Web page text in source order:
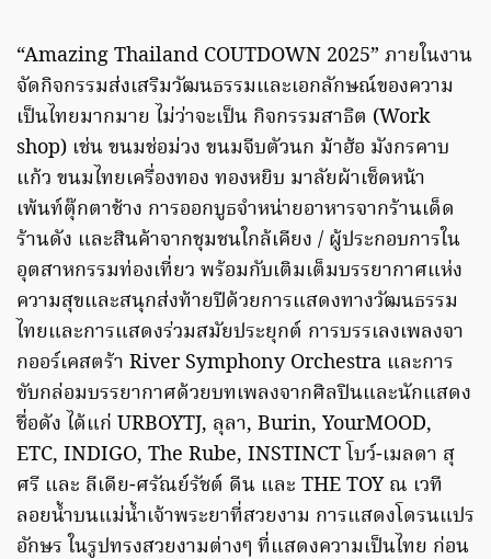
“Amazing Thailand COUTDOWN 2025” ภายในงาน
จัดกิจกรรมส่งเสริมวัฒนธรรมและเอกลักษณ์ของความ
เป็นไทยมากมาย ไม่ว่าจะเป็น กิจกรรมสาธิต (Work
shop) เช่น ขนมช่อม่วง ขนมจีบตัวนก ม้าฮ้อ มังกรคาบ
แก้ว ขนมไทยเครื่องทอง ทองหยิบ มาลัยผ้าเช็ดหน้า
เพ้นท์ตุ๊กตาช้าง การออกบูธจำหน่ายอาหารจากร้านเด็ด
ร้านดัง และสินค้าจากชุมชนใกล้เคียง / ผู้ประกอบการใน
อุตสาหกรรมท่องเที่ยว พร้อมกับเติมเต็มบรรยากาศแห่ง
ความสุขและสนุกส่งท้ายปีด้วยการแสดงทางวัฒนธรรม
ไทยและการแสดงร่วมสมัยประยุกต์ การบรรเลงเพลงจา
กออร์เคสตร้า River Symphony Orchestra และการ
ขับกล่อมบรรยากาศด้วยบทเพลงจากศิลปินและนักแสดง
ชื่อดัง ได้แก่ URBOYTJ, ลุลา, Burin, YourMOOD,
ETC, INDIGO, The Rube, INSTINCT โบว์-เมลดา สุ
ศรี และ ลีเดีย-ศรัณย์รัชต์ ดีน และ THE TOY ณ เวที
ลอยน้ำบนแม่น้ำเจ้าพระยาที่สวยงาม การแสดงโดรนแปร
อักษร ในรูปทรงสวยงามต่างๆ ที่แสดงความเป็นไทย ก่อน